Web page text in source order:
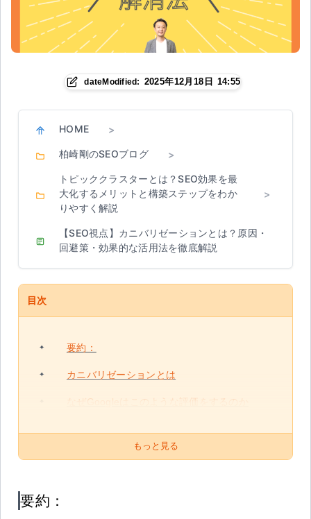
dateModified: 2025年12月18日 14:55
HOME >
柏崎剛のSEOブログ >
トピッククラスターとは？SEO効果を最
大化するメリットと構築ステップをわか
りやすく解説
>
【SEO視点】カニバリゼーションとは？原因・
回避策・効果的な活用法を徹底解説
目次
要約：
カニバリゼーションとは
なぜGoogleはこのような評価をするのか
もっと見る
要約：